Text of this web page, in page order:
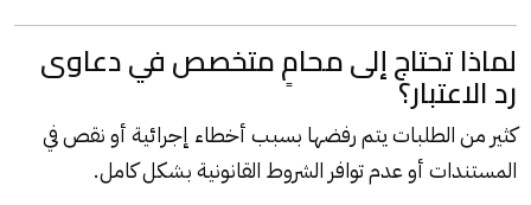
لماذا تحتاج إلى محامٍ متخصص في دعاوى
رد الاعتبار؟
كثير من الطلبات يتم رفضها بسبب أخطاء إجرائية أو نقص في
المستندات أو عدم توافر الشروط القانونية بشكل كامل.